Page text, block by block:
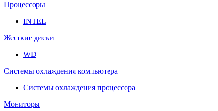
Процессоры
INTEL
Жесткие диски
WD
Системы охлаждения компьютера
Системы охлаждения процессора
Мониторы